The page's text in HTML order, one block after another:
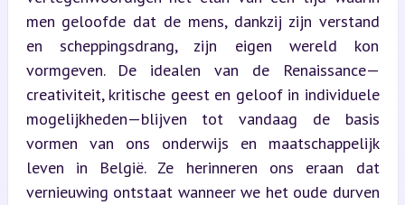
men geloofde dat de mens, dankzij zijn verstand
en scheppingsdrang, zijn eigen wereld kon
vormgeven. De idealen van de Renaissance—
creativiteit, kritische geest en geloof in individuele
mogelijkheden—blijven tot vandaag de basis
vormen van ons onderwijs en maatschappelijk
leven in België. Ze herinneren ons eraan dat
vernieuwing ontstaat wanneer we het oude durven